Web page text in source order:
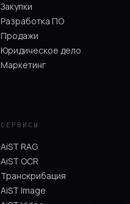
Закупки
Разработка ПО
Продажи
Юридическое дело
Маркетинг
СЕРВИСЫ
AiST RAG
AiST OCR
Транскрибация
AiST Image